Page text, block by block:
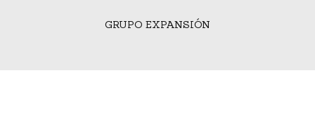
GRUPO EXPANSIÓN